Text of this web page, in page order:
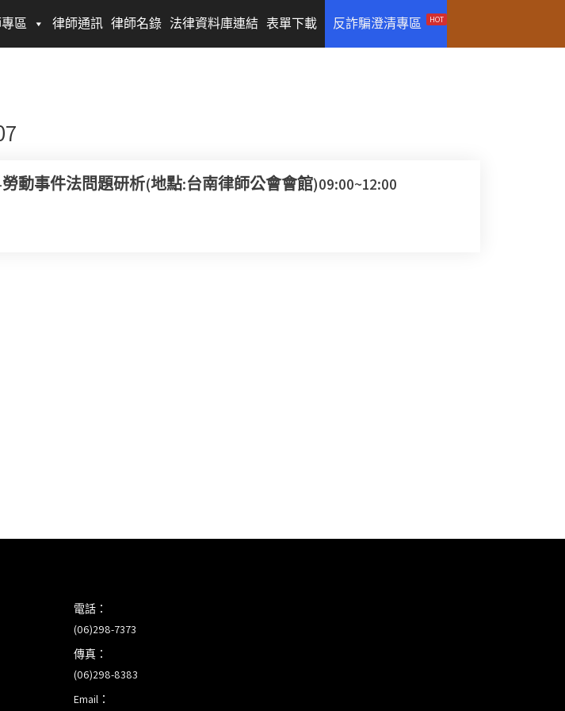
區 律師通訊 律師名錄 法律資料庫連結 表單下載 反詐騙澄清專區 HOT
動事件法問題研析(地點:台南律師公會會館)09:00~12:00
電話：
(06)298-7373
傳真：
(06)298-8383
Email：